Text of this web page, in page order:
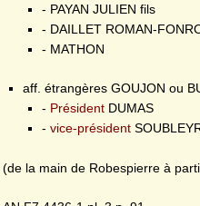
- PAYAN JULIEN fils
- DAILLET ROMAN-
- MATHON
aff. étrangères GOUJON ou
- Président DUMAS
- vice-président
(de la main de Robespierre à